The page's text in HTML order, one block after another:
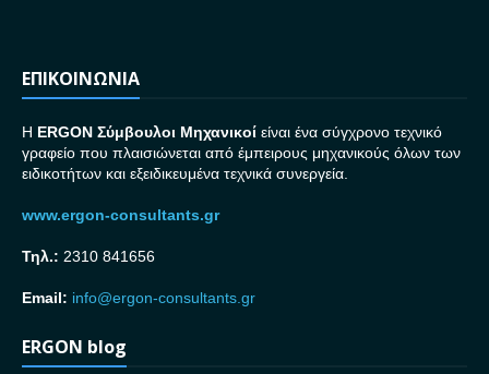
ΕΠΙΚΟΙΝΩΝΙΑ
H ERGON Σύμβουλοι Μηχανικοί είναι ένα σύγχρονο τεχνικό
γραφείο που πλαισιώνεται από έμπειρους μηχανικούς όλων των
ειδικοτήτων και εξειδικευμένα τεχνικά συνεργεία.
www.ergon-consultants.gr
Τηλ.: 2310 841656
Email: info@ergon-consultants.gr
ERGON blog